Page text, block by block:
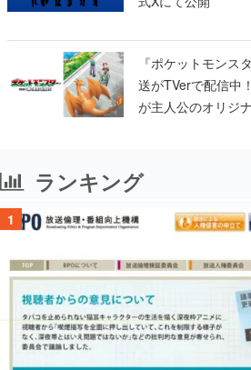
『ポケットモンス
送がTVerで配信中
が主人公のオリジ
ランキング
1